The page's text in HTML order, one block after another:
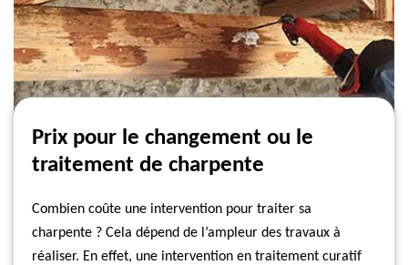
Prix pour le changement ou le
traitement de charpente
Combien coûte une intervention pour traiter sa
charpente ? Cela dépend de l’ampleur des travaux à
réaliser. En effet, une intervention en traitement curatif